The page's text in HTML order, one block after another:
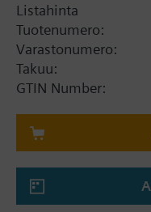
MXF461..P
MXF461..M
esite N4455)
MXF461..UL
Varoitus
HUOM!
Käytä vain sekoitus
jakoventtiilinä.
Listahinta
Tuotenumero:
Varastonumero:
Takuu:
GTIN Number: